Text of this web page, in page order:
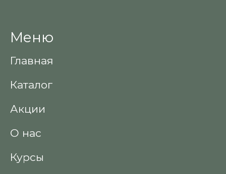
Меню
Главная
Каталог
Акции
О нас
Курсы